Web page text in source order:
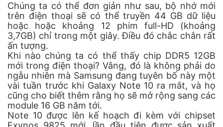
Chúng ta có thể đơn giản như sau, bộ nhớ mới
trên điện thoại sẽ có thể truyền 44 GB dữ liệu
hoặc hoặc khoảng 12 phim full-HD (khoảng
3,7GB) chỉ trong một giây. Điều đó chắc chắn rất
ấn tượng.
Khi nào chúng ta có thể thấy chip DDR5 12GB
mới trong điện thoại? Vâng, đó là không phải do
ngẫu nhiên mà Samsung đang tuyên bố này một
vài tuần trước khi Galaxy Note 10 ra mắt, và họ
cũng cho biết thêm rằng họ sẽ mở rộng sang các
module 16 GB năm tới.
Note 10 được lên kế hoạch đi kèm với chipset